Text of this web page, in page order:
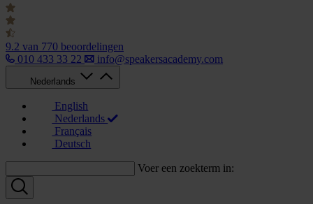
9.2 van 770 beoordelingen
010 433 33 22
info@speakersacademy.com
Nederlands
English
Nederlands
Français
Deutsch
Voer een zoekterm in: